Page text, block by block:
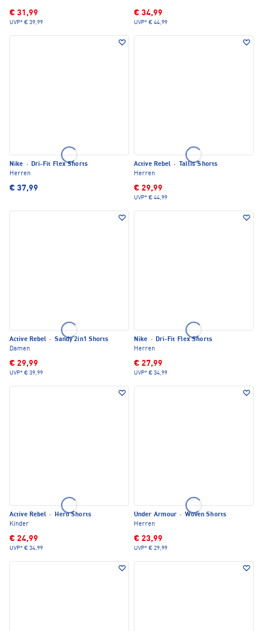
€ 31,99
UVP* € 39,99
€ 34,99
UVP* € 44,99
Nike · Dri-Fit Flex Shorts
Herren
€ 37,99
Active Rebel ·
Tallis Shorts
Herren
€ 29,99
UVP* € 44,99
Active Rebel · Sandy 2in1 Shorts
Damen
€ 29,99
UVP* € 39,99
Nike · Dri-Fit Flex Shorts
Herren
€ 27,99
UVP* € 34,99
Active Rebel ·
Hero Shorts
Kinder
€ 24,99
UVP* € 34,99
Under Armour · Woven Shorts
Herren
€ 23,99
UVP* € 29,99